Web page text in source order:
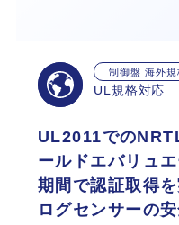
制御盤 海外規
UL規格対応
UL2011での
ールドエバリュ
期間で認証取得
ログセンサーの